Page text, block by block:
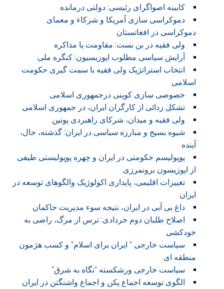
کابینه اصواگرای رئیسی: دولتی درمانده
دموکراسی سازی آمریکا و شرکاء و معمای
دموکراسی در افغانستان
ولی فقیه در بن بست: مقاومت یا مذاکره
آرایش سیاسی مطلوب اپوزیسیون: کنگره ملی
انتخاب استراتژیک ولی فقیه با سمت گیری حکومت
اسلامی
خصوصی سازی کوپنی درجمهوری اسلامی
تشکل زدائی از کارگران ایران، در جمهوری اسلامی
ولی فقیه و میدان، شرکای راهبردی پوتین
شیوه بسیج و مبارزه سیاسی در ایران: گذشته، حال،
آینده
پوپولیسم حکومتی در ایران و چهره پوپولیستی طیفی
از اپوزیسون برونمرزی
تغییرات اقلیمی، پایداری اکولوژیک والگوهای توسعه در
ایران
داغ بی آبی در ایران، نتیجه سوء مدیریت حاکمان
اصلاح طلبان دوم خردادی: ترس از مرگ، راضی به
خودکشی
سیاست خارجی ” ایران برای اسلام” و کسب هژمون
منطقه ای
سیاست خارجی ورشکسته “نگاه به شرق”
الگوی توسعه اجماع پکن و اجماع واشنگتن در ایران